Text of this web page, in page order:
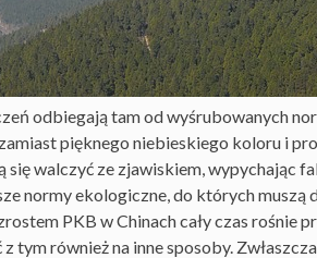
odbiegają tam od wyśrubowanych
pięknego niebieskiego koloru i
się walczyć ze zjawiskiem, wypychając
normy ekologiczne, do których muszą
PKB w Chinach cały czas rośnie
tym również na inne sposoby.